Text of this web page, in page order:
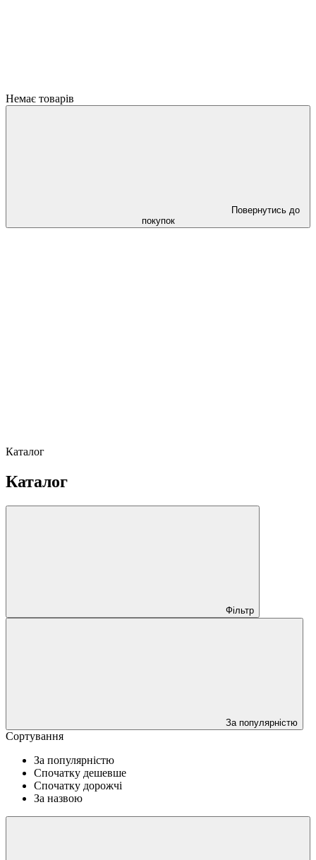
Немає товарів
Повернутись до
покупок
Каталог
Каталог
Фільтр
За популярністю
Сортування
За популярністю
Спочатку дешевше
Спочатку дорожчі
За назвою